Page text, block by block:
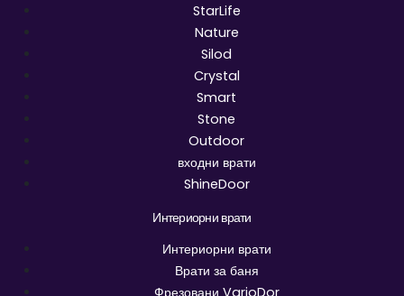
StarLife
Nature
Silod
Crystal
Smart
Stone
Outdoor
входни врати
ShineDoor
Интериорни врати
Интериорни врати
Врати за баня
Фрезовани VarioDor